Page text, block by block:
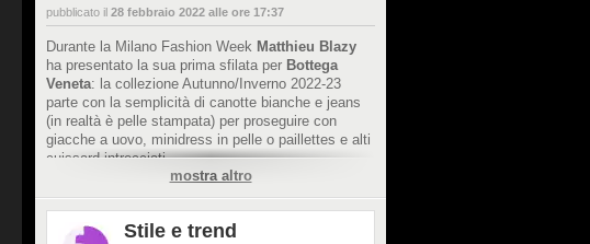
pubblicato il 28 febbraio 2022 alle ore 17:37
Durante la Milano Fashion Week Matthieu Blazy
ha presentato la sua prima sfilata per Bottega
Veneta: la collezione Autunno/Inverno 2022-23
parte con la semplicità di canotte bianche e jeans
(in realtà è pelle stampata) per proseguire con
giacche a uovo, minidress in pelle o paillettes e alti
cuissard intrecciati.
mostra altro
Stile e trend